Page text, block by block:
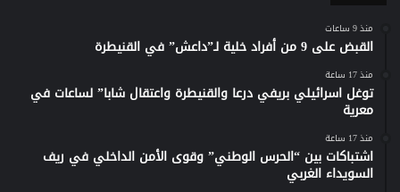
منذ 9 ساعات
القبض على 9 من أفراد خلية لـ”داعش” في القنيطرة
منذ 17 ساعة
توغل اسرائيلي بريفي درعا والقنيطرة واعتقال شابا” لساعات في
معرية
منذ 17 ساعة
اشتباكات بين “الحرس الوطني” وقوى الأمن الداخلي في ريف
السويداء الغربي